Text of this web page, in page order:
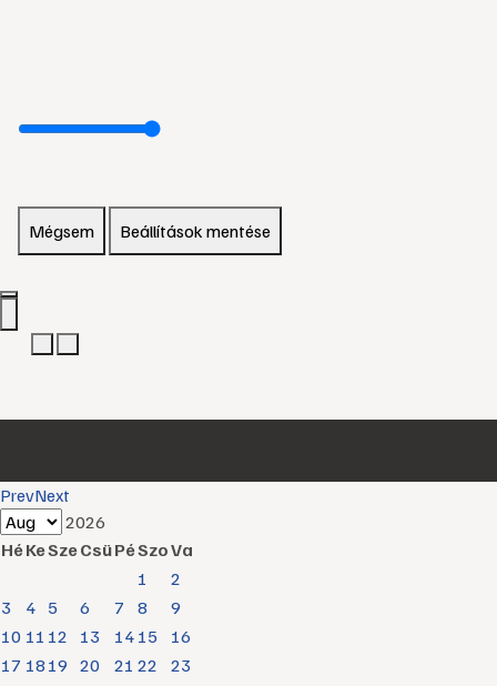
Mégsem Beállítások mentése
PrevNext
2026
HéKeSzeCsüPéSzoVa
1
2
3
4 5 6 7 8
9
10 11 12 13 14 15
16
17 18 19 20 21 22
23